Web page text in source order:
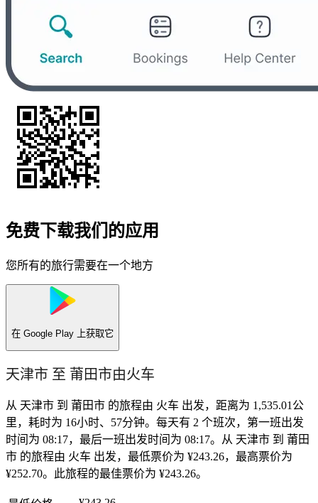
免费下载我们的应用
您所有的旅行需要在一个地方
在 Google Play 上获取它
天津市 至 莆田市由火车
从 天津市 到 莆田市 的旅程由 火车 出发，距离为 1,535.01公
里，耗时为 16小时、57分钟。每天有 2 个班次，第一班出发
时间为 08:17，最后一班出发时间为 08:17。从 天津市 到 莆田
市 的旅程由 火车 出发，最低票价为 ¥243.26，最高票价为
¥252.70。此旅程的最佳票价为 ¥243.26。